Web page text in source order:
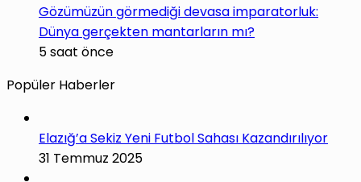
Gözümüzün görmediği devasa imparatorluk:
Dünya gerçekten mantarların mı?
5 saat önce
Popüler Haberler
Elazığ’a Sekiz Yeni Futbol Sahası Kazandırılıyor
31 Temmuz 2025